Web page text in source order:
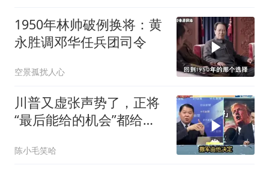
1950年林帅破例换将：黄
永胜调邓华任兵团司令
空景孤扰人心
川普又虚张声势了，正将
“最后能给的机会”都给伊
陈小毛笑哈